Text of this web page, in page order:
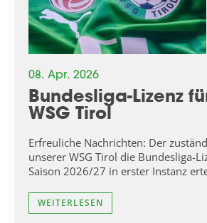
08. Apr. 2026
Bundesliga-Lizenz
WSG Tirol
Erfreuliche Nachrichten: Der
unserer WSG Tirol die Bundesliga-
Saison 2026/27 in erster Instanz
WEITERLESEN